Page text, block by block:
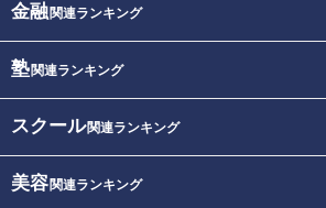
金融関連ランキング
塾関連ランキング
スクール関連ランキング
美容関連ランキング